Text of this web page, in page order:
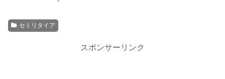
セミリタイア
スポンサーリンク